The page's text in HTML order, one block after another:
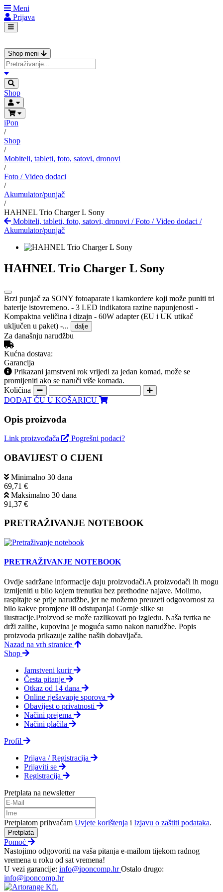
Meni
Prijava
Shop meni
Shop
iPon
/
Shop
/
Mobiteli, tableti, foto, satovi, dronovi
/
Foto / Video dodaci
/
Akumulator/punjač
/
HAHNEL Trio Charger L Sony
Mobiteli, tableti, foto, satovi, dronovi /Foto / Video dodaci /
Akumulator/punjač
HAHNEL Trio Charger L Sony
Brzi punjač za SONY fotoaparate i kamkordere koji može puniti tri
baterije istovremeno. - 3 LED indikatora razine napunjenosti -
Kompaktna veličina i dizajn - 60W adapter (EU i UK utikač
uključen u paket) -...
dalje
Za današnju narudžbu
Kućna dostava:
Garancija
Prikazani jamstveni rok vrijedi za jedan komad, može se
promijeniti ako se naruči više komada.
Količina
DODAT ĆU U KOŠARICU
Opis proizvoda
Link proizvođača Pogrešni podaci?
OBAVIJEST O CIJENI
Minimalno 30 dana
69,71 €
Maksimalno 30 dana
91,37 €
PRETRAŽIVANJE NOTEBOOK
PRETRAŽIVANJE NOTEBOOK
Ovdje sadržane informacije daju proizvodači.A proizvodači ih mogu
izmijeniti u bilo kojem trenutku bez prethodne najave. Molimo,
raspitajte se prije narudžbe, jer ne možemo preuzeti odgovornost za
bilo kakve promjene ili odstupanja! Gornje slike su
ilustracije.Proizvod se može razlikovati po izgledu. Naša tvrtka ne
drži zalihe, kupovina je moguća samo nakon narudžbe. Popis
proizvoda prikazuje zalihe naših dobavljača.
Nazad na vrh stranice
Shop
Jamstveni kurir
Česta pitanje
Otkaz od 14 dana
Online rješavanje sporova
Obavijest o privatnosti
Načini prejema
Načini plačila
Profil
Prijava / Registracija
Prijaviti se
Registracija
Pretplata na newsletter
Pretplatom prihvaćam Uvjete korištenja i Izjavu o zaštiti podataka.
Pretplata
Pomoć
Nastojimo odgovoriti na vaša pitanja e-mailom tijekom radnog
vremena u roku od sat vremena!
U vezi garancije: info@iponcomp.hrOstalo drugo:
info@iponcomp.hr